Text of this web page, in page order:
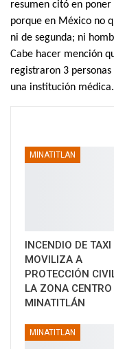
resumen citó en
porque en México no
ni de segunda; ni
Cabe hacer mención
registraron 3
una institución médica.
MINATITLAN
INCENDIO DE TAXI
MOVILIZA A
PROTECCIÓN
LA ZONA CENTRO
MINATITLÁN
MINATITLAN